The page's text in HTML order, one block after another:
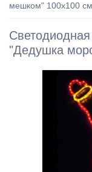
мешком" 100х100 см
"Дедушка